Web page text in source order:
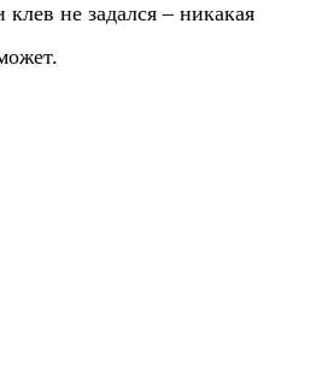
не задался – никакая